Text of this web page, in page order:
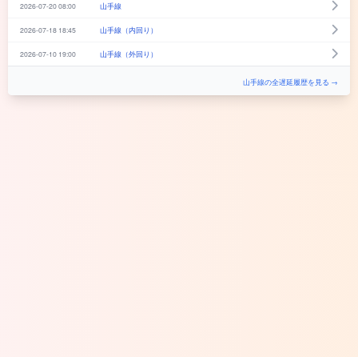
2026-07-20 08:00 山手線
2026-07-18 18:45 山手線（内回り）
2026-07-10 19:00 山手線（外回り）
山手線の全遅延履歴を見る →